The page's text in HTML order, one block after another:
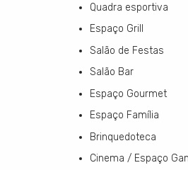
Quadra esportiva
Espaço Grill
Salão de Festas
Salão Bar
Espaço Gourmet
Espaço Família
Brinquedoteca
Cinema / Espaço